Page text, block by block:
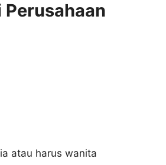
Perusahaan
atau harus wanita